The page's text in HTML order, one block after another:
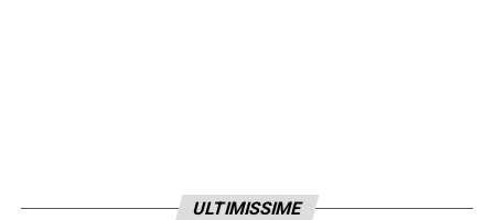
ULTIMISSIME